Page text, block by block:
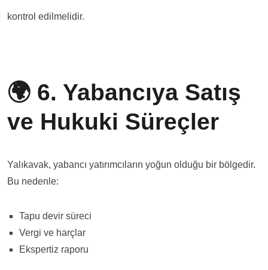
kontrol edilmelidir.
🌍 6. Yabancıya Satış
ve Hukuki Süreçler
Yalıkavak, yabancı yatırımcıların yoğun olduğu bir bölgedir.
Bu nedenle:
Tapu devir süreci
Vergi ve harçlar
Ekspertiz raporu